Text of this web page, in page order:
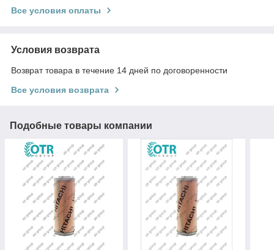
Все условия оплаты
Условия возврата
Возврат товара в течение 14 дней по договоренности
Все условия возврата
Подобные товары компании